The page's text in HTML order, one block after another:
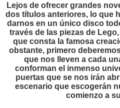
Lejos de ofrecer grandes
dos títulos anteriores, lo que
darnos en un único disco
través de las piezas de
que consta la famosa
obstante, primero
que nos lleven a cada
conforman el inmenso
puertas que se nos irán
escenario que escogerán
comienzo a